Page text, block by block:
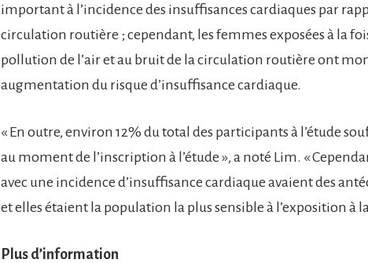
important à l’incidence des insuffisances cardiaques par
circulation routière ; cependant, les femmes exposées à la
pollution de l’air et au bruit de la circulation routière ont
augmentation du risque d’insuffisance cardiaque.
« En outre, environ 12% du total des participants à l’étude
au moment de l’inscription à l’étude », a noté Lim. «
avec une incidence d’insuffisance cardiaque avaient des
et elles étaient la population la plus sensible à l’exposition à
Plus d’information